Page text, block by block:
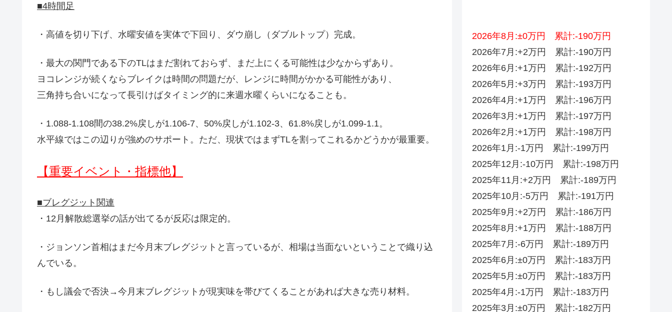
■4時間足
・高値を切り下げ、水曜安値を実体で下回り、ダウ崩し（ダブルトップ）完成。
・最大の関門である下のTLはまだ割れておらず、まだ上にくる可能性は少なからずあり。
ヨコレンジが続くならブレイクは時間の問題だが、レンジに時間がかかる可能性があり、
三角持ち合いになって長引けばタイミング的に来週水曜くらいになることも。
・1.088-1.108間の38.2%戻しが1.106-7、50%戻しが1.102-3、61.8%戻しが1.099-1.1。
水平線ではこの辺りが強めのサポート。ただ、現状ではまずTLを割ってこれるかどうかが最重要。
【重要イベント・指標他】
■ブレグジット関連
・12月解散総選挙の話が出てるが反応は限定的。
・ジョンソン首相はまだ今月末ブレグジットと言っているが、相場は当面ないということで織り込
んでいる。
・もし議会で否決→今月末ブレグジットが現実味を帯びてくることがあれば大きな売り材料。
2026年8月:±0万円 累計:-190万円
2026年7月:+2万円 累計:-190万円
2026年6月:+1万円 累計:-192万円
2026年5月:+3万円 累計:-193万円
2026年4月:+1万円 累計:-196万円
2026年3月:+1万円 累計:-197万円
2026年2月:+1万円 累計:-198万円
2026年1月:-1万円 累計:-199万円
2025年12月:-10万円 累計:-198万円
2025年11月:+2万円 累計:-189万円
2025年10月:-5万円 累計:-191万円
2025年9月:+2万円 累計:-186万円
2025年8月:+1万円 累計:-188万円
2025年7月:-6万円 累計:-189万円
2025年6月:±0万円 累計:-183万円
2025年5月:±0万円 累計:-183万円
2025年4月:-1万円 累計:-183万円
2025年3月:±0万円 累計:-182万円